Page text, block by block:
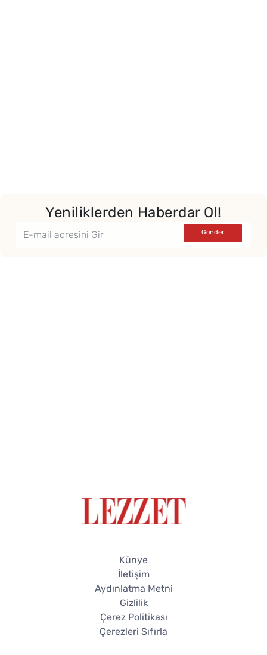
Yeniliklerden Haberdar Ol!
Künye
İletişim
Aydınlatma Metni
Gizlilik
Çerez Politikası
Çerezleri Sıfırla